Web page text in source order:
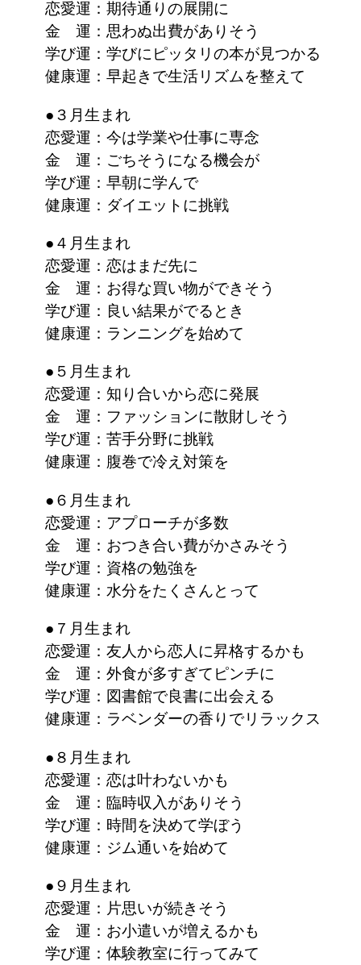
恋愛運：期待通りの展開に
金 運：思わぬ出費がありそう
学び運：学びにピッタリの本が見つかる
健康運：早起きで生活リズムを整えて
●３月生まれ
恋愛運：今は学業や仕事に専念
金 運：ごちそうになる機会が
学び運：早朝に学んで
健康運：ダイエットに挑戦
●４月生まれ
恋愛運：恋はまだ先に
金 運：お得な買い物ができそう
学び運：良い結果がでるとき
健康運：ランニングを始めて
●５月生まれ
恋愛運：知り合いから恋に発展
金 運：ファッションに散財しそう
学び運：苦手分野に挑戦
健康運：腹巻で冷え対策を
●６月生まれ
恋愛運：アプローチが多数
金 運：おつき合い費がかさみそう
学び運：資格の勉強を
健康運：水分をたくさんとって
●７月生まれ
恋愛運：友人から恋人に昇格するかも
金 運：外食が多すぎてピンチに
学び運：図書館で良書に出会える
健康運：ラベンダーの香りでリラックス
●８月生まれ
恋愛運：恋は叶わないかも
金 運：臨時収入がありそう
学び運：時間を決めて学ぼう
健康運：ジム通いを始めて
●９月生まれ
恋愛運：片思いが続きそう
金 運：お小遣いが増えるかも
学び運：体験教室に行ってみて